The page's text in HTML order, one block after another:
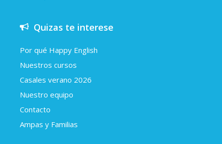
Quizas te interese
Por qué Happy English
Nuestros cursos
Casales verano 2026
Nuestro equipo
Contacto
Ampas y Familias